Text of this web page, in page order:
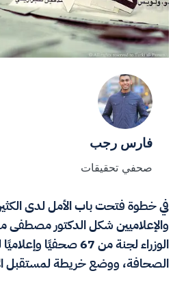
فارس رجب
صحفي تحقيقات
في خطوة فتحت باب الأمل لدى
والإعلاميين شكل الدكتور
الوزراء لجنة من 67 صحفيًا
الصحافة، ووضع خريطة لمستقبل